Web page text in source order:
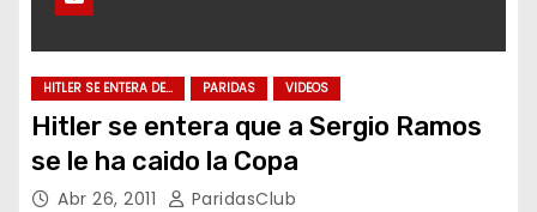
HITLER SE ENTERA DE... PARIDAS VIDEOS
Hitler se entera que a Sergio Ramos
se le ha caido la Copa
Abr 26, 2011 ParidasClub